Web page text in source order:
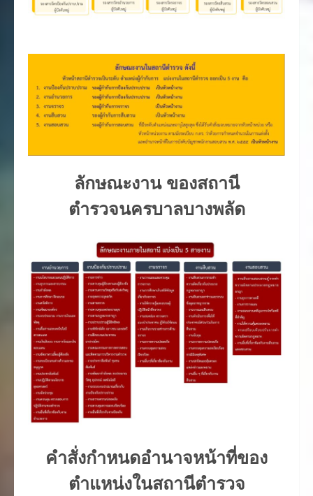
ลักษณะงาน ของสถานี
ตำรวจนครบาลบางพลัด
คำสั่งกำหนดอำนาจหน้าที่ของ
ตำแหน่งในสถานีตำรวจ